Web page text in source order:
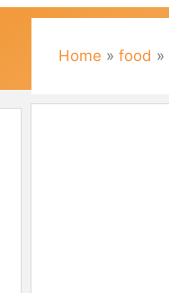
Home » food »